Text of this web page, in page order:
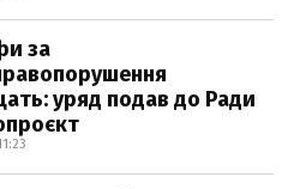
за
уряд подав до Ради